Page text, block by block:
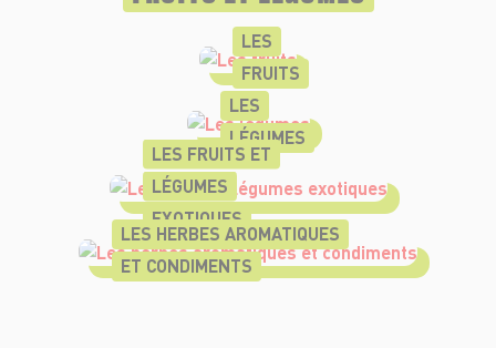
LES
FRUITS
LES
LÉGUMES
LES FRUITS ET
LÉGUMES
EXOTIQUES
LES HERBES AROMATIQUES
ET CONDIMENTS